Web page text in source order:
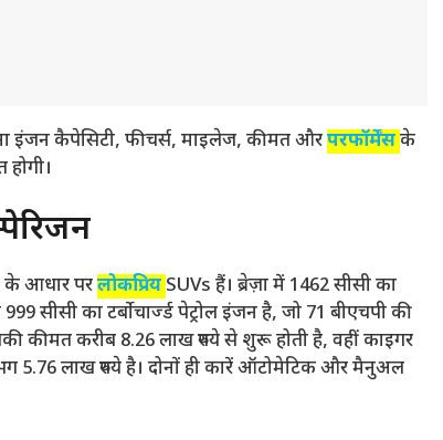
इंजन कैपेसिटी, फीचर्स, माइलेज, कीमत औरपरफॉर्मेंसके
के आधार परलोकप्रिय SUVs हैं। ब्रेज़ा में 1462 सीसी का
सीसी का टर्बोचार्ज्ड पेट्रोल इंजन है, जो 71 बीएचपी की
कीमत करीब 8.26 लाख रुपये से शुरू होती है, वहीं काइगर
लाख रुपये है। दोनों ही कारें ऑटोमेटिक और मैनुअल